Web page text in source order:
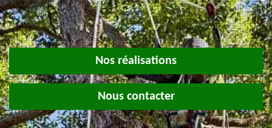
Nos réalisations
Nous contacter